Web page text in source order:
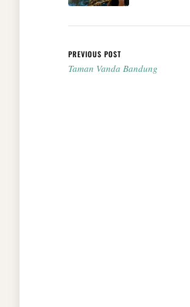
Post navigation
PREVIOUS POST
Taman Vanda Bandung